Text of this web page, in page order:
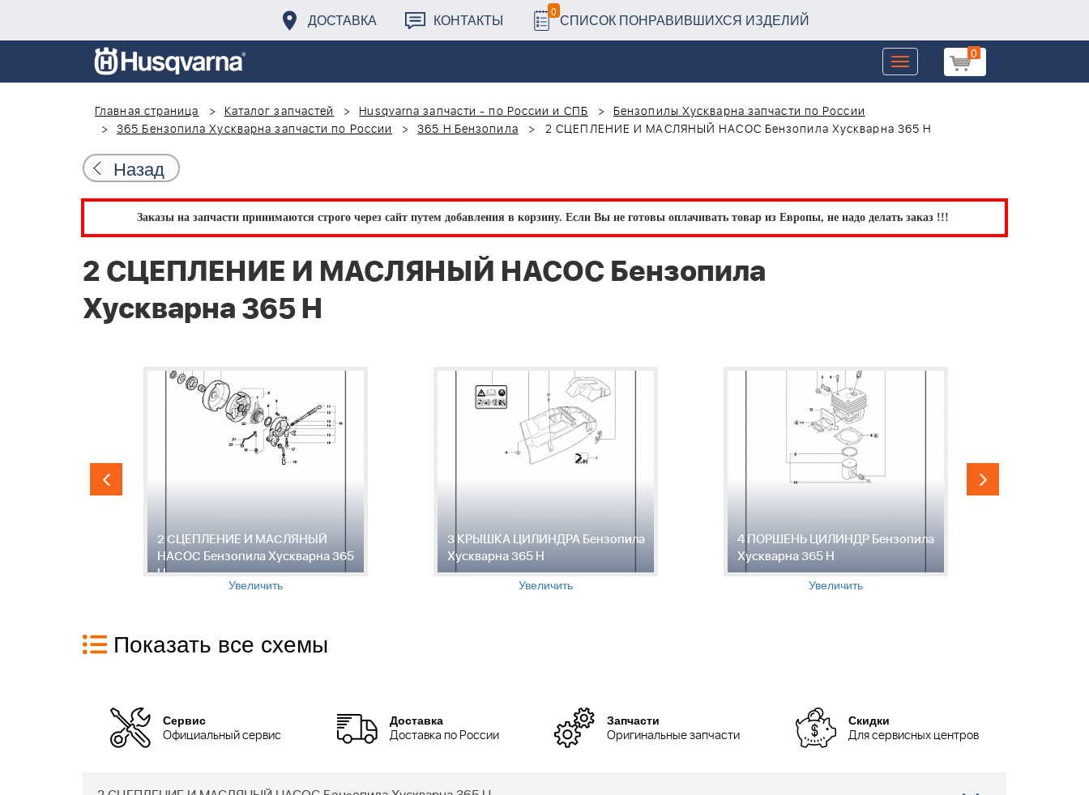
ДОСТАВКА КОНТАКТЫ 0 СПИСОК ПОНРАВИВШИХСЯ ИЗДЕЛИЙ
0
Toggle
navigation
Главная страница
Каталог запчастей Husqvarna запчасти - по России и СПБ
Бензопилы Хускварна запчасти по России
365 Бензопила Хускварна запчасти по России
365 H Бензопила 2 СЦЕПЛЕНИЕ И МАСЛЯНЫЙ НАСОС Бензопила Хускварна 365 H
Назад
Заказы на запчасти принимаются строго через сайт путем добавления в корзину. Если Вы не готовы оплачивать товар из Европы, не надо делать заказ !!!
2 СЦЕПЛЕНИЕ И МАСЛЯНЫЙ НАСОС Бензопила
Хускварна 365 H
2 СЦЕПЛЕНИЕ И МАСЛЯНЫЙ
НАСОС Бензопила Хускварна 365
H
Увеличить
3 КРЫШКА ЦИЛИНДРА Бензопила
Хускварна 365 H
Увеличить
4 ПОРШЕНЬ ЦИЛИНДР Бензопила
Хускварна 365 H
Увеличить
Показать все схемы
Сервис
Официальный сервис
Доставка
Доставка по России
Запчасти
Оригинальные запчасти
Скидки
Для сервисных центров